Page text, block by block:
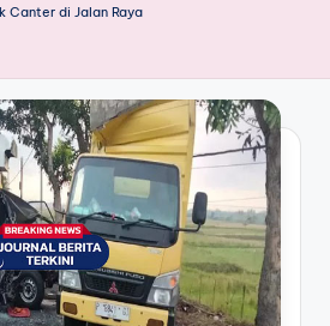
Canter di Jalan Raya